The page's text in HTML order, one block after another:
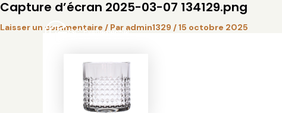
Aller
contenu
Capture d’écran 2025-03-07 134129.png
Laisser un commentaire / Par admin1329 /15 octobre 2025
Navigation
articles